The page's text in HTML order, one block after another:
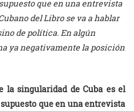
que en una entrevista
del Libro se va a hablar
de política. En algún
ya negativamente la posición
la singularidad de Cuba es el
que en una entrevista